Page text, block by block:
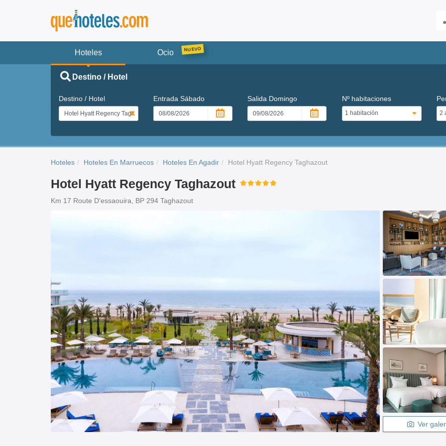
Hoteles Ocio
Destino / Hotel
Destino / Hotel Entrada Sábado Salida Domingo Nº habitaciones
Hoteles Hoteles En Marruecos Hoteles En Agadir Hotel Hyatt Regency Taghazout
Hotel Hyatt Regency Taghazout
Km 17 Route D'essaouira, BP 294 Taghazout
Ver